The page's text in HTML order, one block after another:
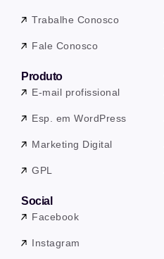
Trabalhe Conosco
Fale Conosco
Produto
E-mail profissional
Esp. em WordPress
Marketing Digital
GPL
Social
Facebook
Instagram